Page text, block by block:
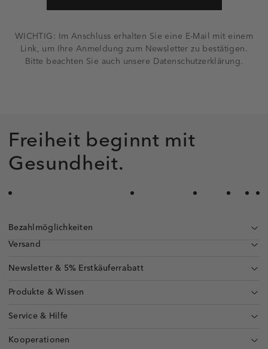
WICHTIG: Im Anschluss erhalten Sie eine E-Mail mit einem
Link, um Ihre Anmeldung zum Newsletter zu bestätigen.
Bitte beachten Sie auch unsere Datenschutzerklärung.
Freiheit beginnt mit
Gesundheit.
Produkte & Wissen
Service & Hilfe
Kooperationen
Bezahlmöglichkeiten
Versand
Newsletter & 5% Erstkäuferrabatt